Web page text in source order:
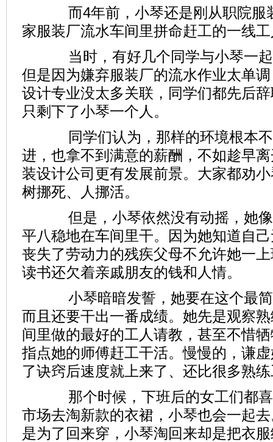
而4年前，小琴还是刚从职院服
家服装厂流水车间里拼命赶工的一线
当时，有好几个同学与小琴一起
但是因为嫌弃服装厂的流水作业太单
设计专业没太多关联，同学们都先后
只剩下了小琴一个人。
同学们认为，那样的环境根本不
进，也拿不到满意的薪酬，不如趁早
装设计公司更有发展前景。大家都劝
树挪死、人挪活。
但是，小琴依然没有动摇，她像
平八稳地在车间里干。因为她知道自
丧失了劳动力的残疾父母不允许她一
读书还欠着亲戚朋友的钱和人情。
小琴暗暗发誓，她要在这个最简
而且还要干出一番成绩。她先是观察
间里做的最好的工人请教，甚至不惜
指点她的师傅赶工干活。慢慢的，谦
了诀窍后速度就上来了、还比很多熟
那个时候，下班后的女工们都喜
市场去淘新款的衣裙，小琴也会一起
是为了回来穿，小琴淘回来却是把衣